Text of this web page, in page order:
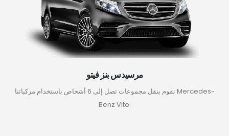
مرسيدس بنز فيتو
نقوم بنقل مجموعات تصل إلى 6 أشخاص باستخدام مركباتنا Mercedes-
Benz Vito.